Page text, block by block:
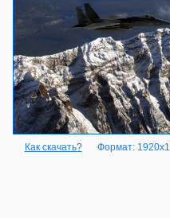
Как скачать? Формат: